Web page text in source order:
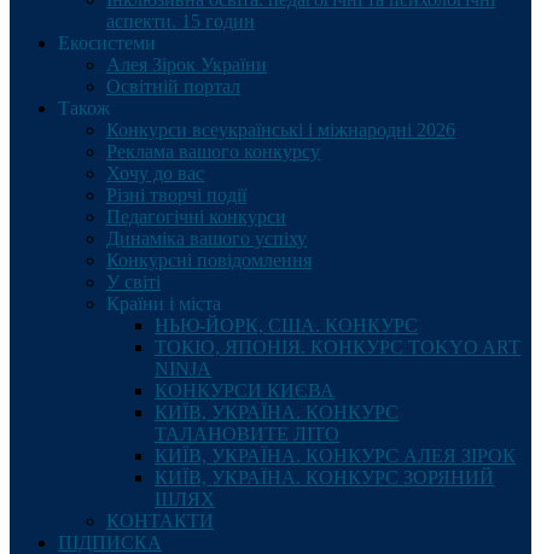
аспекти. 15 годин
Екосистеми
Алея Зірок України
Освітній портал
Також
Конкурси всеукраїнські і міжнародні 2026
Реклама вашого конкурсу
Хочу до вас
Різні творчі події
Педагогічні конкурси
Динаміка вашого успіху
Конкурсні повідомлення
У світі
Країни і міста
НЬЮ-ЙОРК, США. КОНКУРС
ТОКІО, ЯПОНІЯ. КОНКУРС TOKYO ART
NINJA
КОНКУРСИ КИЄВА
КИЇВ, УКРАЇНА. КОНКУРС
ТАЛАНОВИТЕ ЛІТО
КИЇВ, УКРАЇНА. КОНКУРС АЛЕЯ ЗІРОК
КИЇВ, УКРАЇНА. КОНКУРС ЗОРЯНИЙ
ШЛЯХ
КОНТАКТИ
ПІДПИСКА